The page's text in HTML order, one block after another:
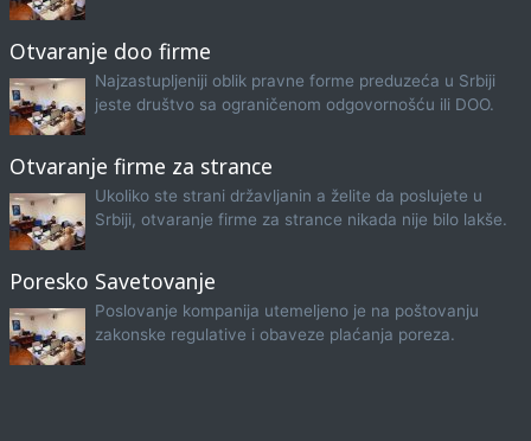
Otvaranje doo firme
Najzastupljeniji oblik pravne forme preduzeća u Srbiji
jeste društvo sa ograničenom odgovornošću ili DOO.
Otvaranje firme za strance
Ukoliko ste strani državljanin a želite da poslujete u
Srbiji, otvaranje firme za strance nikada nije bilo lakše.
Poresko Savetovanje
Poslovanje kompanija utemeljeno je na poštovanju
zakonske regulative i obaveze plaćanja poreza.